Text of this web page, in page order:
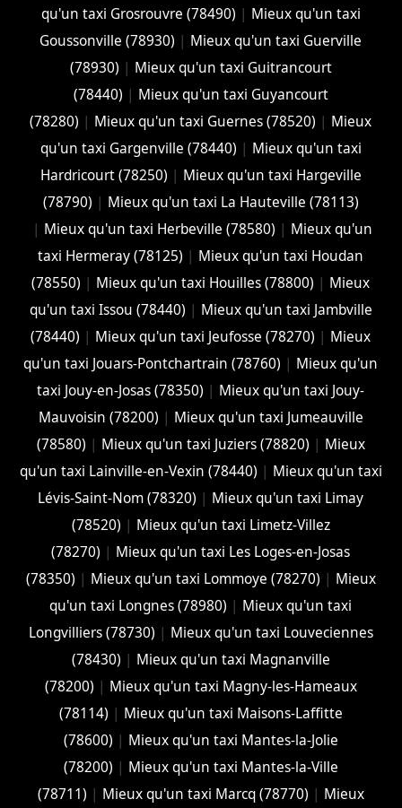
qu'un taxi Grosrouvre (78490) | Mieux qu'un taxi
Goussonville (78930) | Mieux qu'un taxi Guerville
(78930) | Mieux qu'un taxi Guitrancourt
(78440) | Mieux qu'un taxi Guyancourt
(78280) | Mieux qu'un taxi Guernes (78520) | Mieux
qu'un taxi Gargenville (78440) | Mieux qu'un taxi
Hardricourt (78250) | Mieux qu'un taxi Hargeville
(78790) | Mieux qu'un taxi La Hauteville (78113)
| Mieux qu'un taxi Herbeville (78580) | Mieux qu'un
taxi Hermeray (78125) | Mieux qu'un taxi Houdan
(78550) | Mieux qu'un taxi Houilles (78800) | Mieux
qu'un taxi Issou (78440) | Mieux qu'un taxi Jambville
(78440) | Mieux qu'un taxi Jeufosse (78270) | Mieux
qu'un taxi Jouars-Pontchartrain (78760) | Mieux qu'un
taxi Jouy-en-Josas (78350) | Mieux qu'un taxi Jouy-
Mauvoisin (78200) | Mieux qu'un taxi Jumeauville
(78580) | Mieux qu'un taxi Juziers (78820) | Mieux
qu'un taxi Lainville-en-Vexin (78440) | Mieux qu'un taxi
Lévis-Saint-Nom (78320) | Mieux qu'un taxi Limay
(78520) | Mieux qu'un taxi Limetz-Villez
(78270) | Mieux qu'un taxi Les Loges-en-Josas
(78350) | Mieux qu'un taxi Lommoye (78270) | Mieux
qu'un taxi Longnes (78980) | Mieux qu'un taxi
Longvilliers (78730) | Mieux qu'un taxi Louveciennes
(78430) | Mieux qu'un taxi Magnanville
(78200) | Mieux qu'un taxi Magny-les-Hameaux
(78114) | Mieux qu'un taxi Maisons-Laffitte
(78600) | Mieux qu'un taxi Mantes-la-Jolie
(78200) | Mieux qu'un taxi Mantes-la-Ville
(78711) | Mieux qu'un taxi Marcq (78770) | Mieux